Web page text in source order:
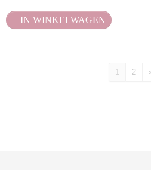
IN WINKELWAGEN
1 2